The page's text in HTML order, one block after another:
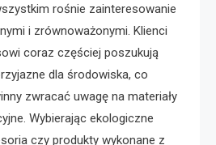
rośnie zainteresowanie
i zrównoważonymi. Klienci
coraz częściej poszukują
dla środowiska, co
zwracać uwagę na materiały
Wybierając ekologiczne
czy produkty wykonane z